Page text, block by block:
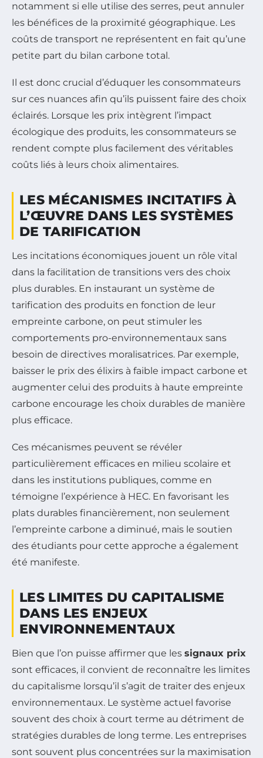
notamment si elle utilise des serres, peut annuler
les bénéfices de la proximité géographique. Les
coûts de transport ne représentent en fait qu’une
petite part du bilan carbone total.
Il est donc crucial d’éduquer les consommateurs
sur ces nuances afin qu’ils puissent faire des choix
éclairés. Lorsque les prix intègrent l’impact
écologique des produits, les consommateurs se
rendent compte plus facilement des véritables
coûts liés à leurs choix alimentaires.
LES MÉCANISMES INCITATIFS À
L’ŒUVRE DANS LES SYSTÈMES
DE TARIFICATION
Les incitations économiques jouent un rôle vital
dans la facilitation de transitions vers des choix
plus durables. En instaurant un système de
tarification des produits en fonction de leur
empreinte carbone, on peut stimuler les
comportements pro-environnementaux sans
besoin de directives moralisatrices. Par exemple,
baisser le prix des élixirs à faible impact carbone et
augmenter celui des produits à haute empreinte
carbone encourage les choix durables de manière
plus efficace.
Ces mécanismes peuvent se révéler
particulièrement efficaces en milieu scolaire et
dans les institutions publiques, comme en
témoigne l’expérience à HEC. En favorisant les
plats durables financièrement, non seulement
l’empreinte carbone a diminué, mais le soutien
des étudiants pour cette approche a également
été manifeste.
LES LIMITES DU CAPITALISME
DANS LES ENJEUX
ENVIRONNEMENTAUX
Bien que l’on puisse affirmer que les signaux prix
sont efficaces, il convient de reconnaître les limites
du capitalisme lorsqu’il s’agit de traiter des enjeux
environnementaux. Le système actuel favorise
souvent des choix à court terme au détriment de
stratégies durables de long terme. Les entreprises
sont souvent plus concentrées sur la maximisation